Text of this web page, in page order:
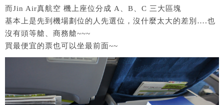
而Jin Air真航空 機上座位分成 A、B、C 三大區塊
基本上是先到機場劃位的人先選位，沒什麼太大的差別….也
沒有頭等艙、商務艙~~~
買最便宜的票也可以坐最前面~~